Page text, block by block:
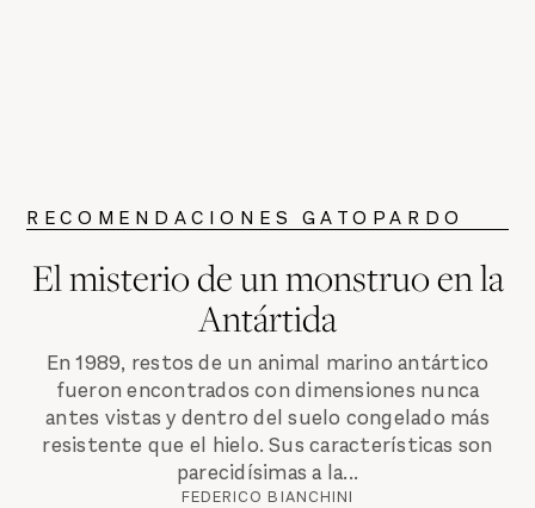
RECOMENDACIONES GATOPARDO
El misterio de un monstruo en la
Antártida
En 1989, restos de un animal marino antártico
fueron encontrados con dimensiones nunca
antes vistas y dentro del suelo congelado más
resistente que el hielo. Sus características son
parecidísimas a la...
FEDERICO BIANCHINI